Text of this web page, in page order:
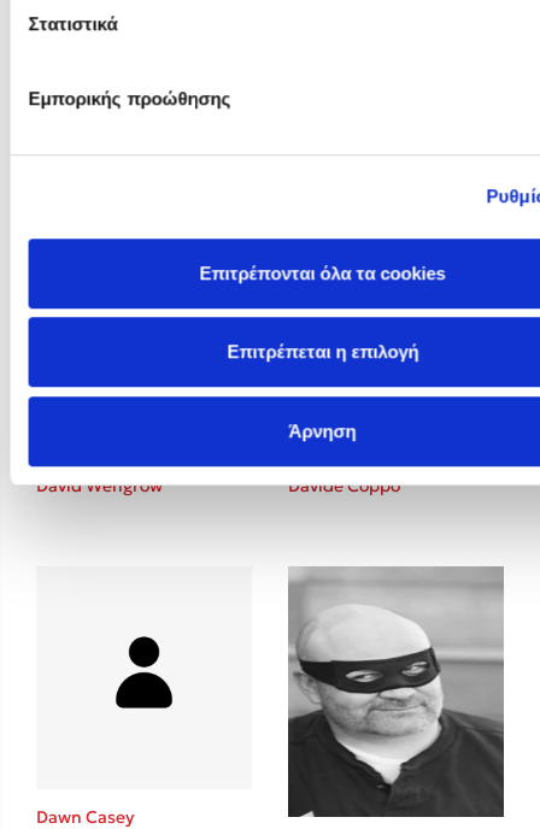
Στατιστικά
Εμπορικής προώθησης
Επιτρέπονται όλα τα cookies
Επιτρέπεται η επιλογή
Άρνηση
David Horsager
David Wengrow Davide Coppo
Dawn Casey